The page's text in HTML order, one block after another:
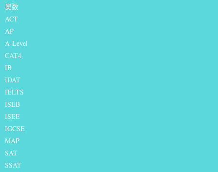
奥数
ACT
AP
A-Level
CAT4
IB
IDAT
IELTS
ISEB
ISEE
IGCSE
MAP
SAT
SSAT